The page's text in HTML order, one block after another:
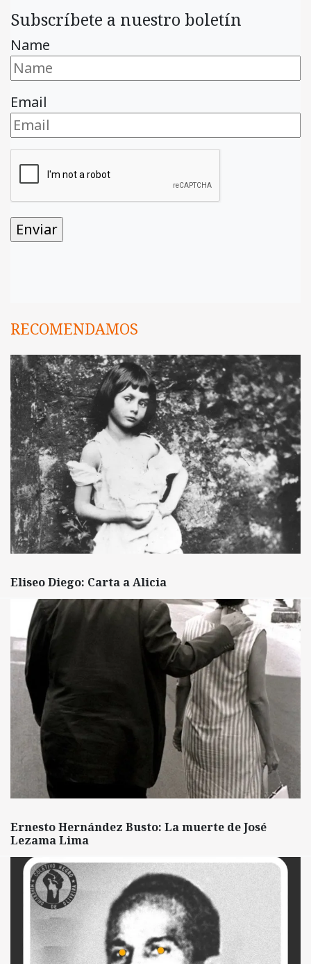
Subscríbete a nuestro boletín
Name
Email
RECOMENDAMOS
Eliseo Diego: Carta a Alicia
Ernesto Hernández Busto: La muerte de José
Lezama Lima